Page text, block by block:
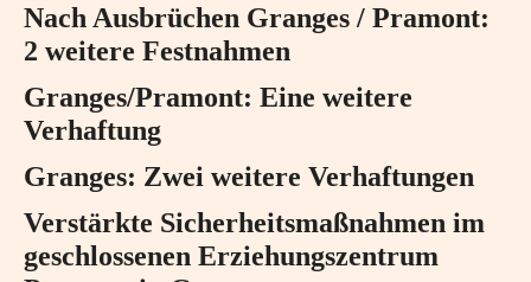
Nach Ausbrüchen Granges / Pramont:
2 weitere Festnahmen
Granges/Pramont: Eine weitere
Verhaftung
Granges: Zwei weitere Verhaftungen
Verstärkte Sicherheitsmaßnahmen im
geschlossenen Erziehungszentrum